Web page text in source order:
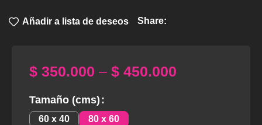
Añadir a lista de deseos Share:
$ 350.000 –$ 450.000
Tamaño (cms)
60 x 40 80 x 60